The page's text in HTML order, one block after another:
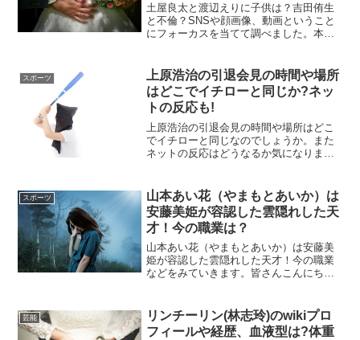
土屋良太と渡辺えりに子供は？吉田侑生
と不倫？SNSや顔画像、動画ということ
にフォーカスを当てて調べました。本当
気になっている方も多くいると話題にな
っていましたよ。そんな...
スポーツ
上原浩治の引退会見の時間や場所
はどこでイチローと同じか?ネッ
トの反応も!
上原浩治の引退会見の時間や場所はどこ
でイチローと同じなのでしょうか。また
ネットの反応はどうなるか気になります
な選手だけあっただけ衝撃でした。それ
で早速みていきましょう！...
スポーツ
山本あい花（やまもとあいか）は
安藤美姫が容認した雲隠れした天
才！今の職業は？
山本あい花（やまもとあいか）は安藤美
姫が容認した雲隠れした天才！今の職業
などをみていきます。皆さんこんにち
うか？恐らく、知らない方が多いかもし
れません。彼女は、なんとあ...
芸能
リンチーリン(林志玲)のwikiプロ
フィールや経歴、血液型は?体重